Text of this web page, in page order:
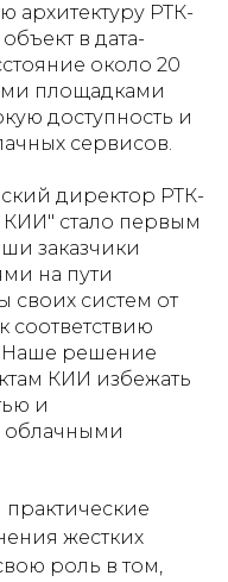
архитектуру РТК-
в дата-
около 20
площадками
доступность и
сервисов.
директор РТК-
стало первым
заказчики
на пути
своих систем от
соответствию
Наше решение
КИИ избежать
и
облачными
жестких
роль в том,